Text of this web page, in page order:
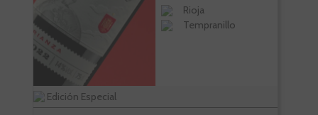
Rioja
Tempranillo
Edición Especial